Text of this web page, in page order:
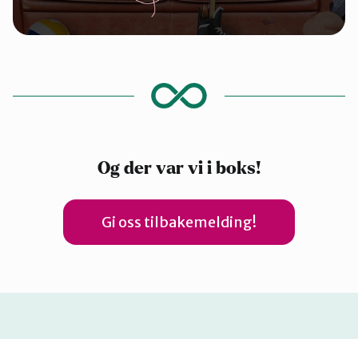
Og der var vi i boks!
Gi oss tilbakemelding!